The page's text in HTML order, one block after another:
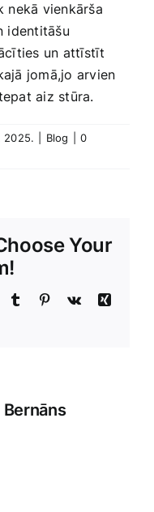
‌nekā vienkārša
identitāšu
un attīstīt
jomā,jo ‍arvien
aiz stūra.
2025. Blog
0
Your
Tumblr Pinterest
Vk
Xing
Bernāns